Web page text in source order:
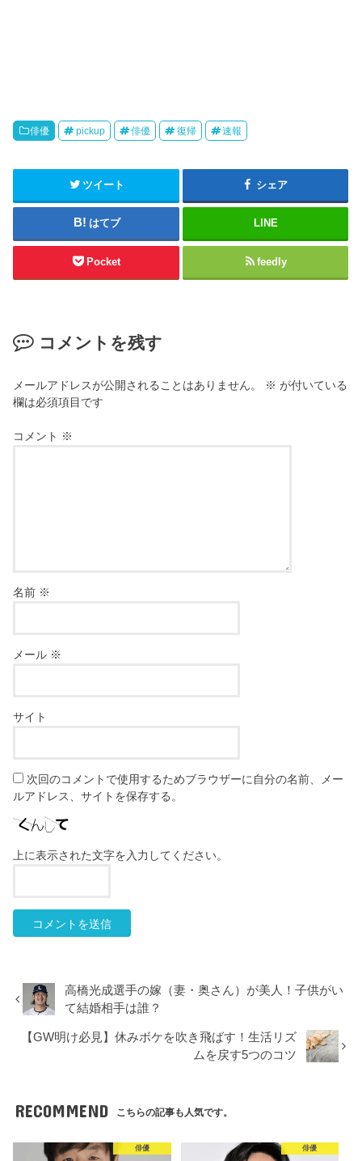
俳優 pickup 俳優 復帰 速報
ツイート シェア
はてブ LINE
Pocket feedly
コメントを残す
メールアドレスが公開されることはありません。 ※ が付いている
欄は必須項目です
コメント ※
名前 ※
メール ※
サイト
次回のコメントで使用するためブラウザーに自分の名前、メー
ルアドレス、サイトを保存する。
上に表示された文字を入力してください。
高橋光成選手の嫁（妻・奥さん）が美人！子供がい
て結婚相手は誰？
【GW明け必見】休みボケを吹き飛ばす！生活リズ
ムを戻す5つのコツ
RECOMMEND こちらの記事も人気です。
俳優 俳優